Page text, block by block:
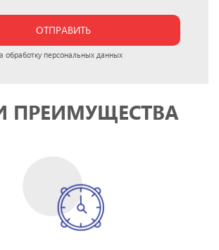
ОТПРАВИТЬ
обработку персональных данных
ПРЕИМУЩЕСТВА